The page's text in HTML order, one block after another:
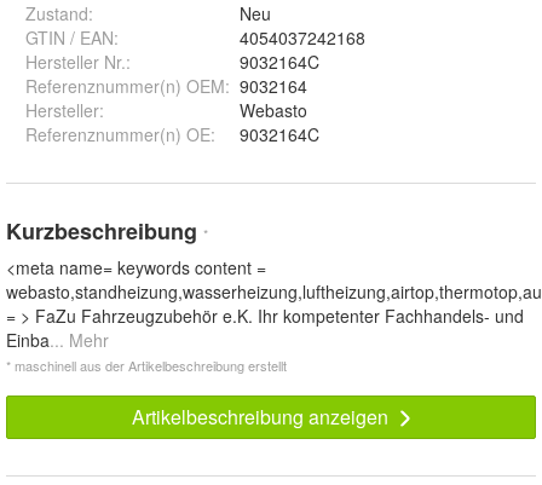
Zustand:
Neu
GTIN / EAN:
4054037242168
Hersteller Nr.:
9032164C
Referenznummer(n) OEM: 9032164
Hersteller:
Webasto
Referenznummer(n) OE: 9032164C
Kurzbeschreibung *
<meta name= keywords content =
= > FaZu Fahrzeugzubehör e.K. Ihr kompetenter Fachhandels- und
Einba... Mehr
* maschinell aus der Artikelbeschreibung erstellt
Artikelbeschreibung anzeigen